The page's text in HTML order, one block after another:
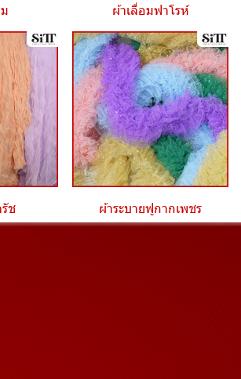
ผ้าเลื่อมฟาโรห์
ช ผ้าระบายฟูกากเพชร